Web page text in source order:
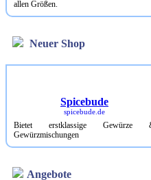
Bietet erstklassige Gewürze &
Gewürzmischungen